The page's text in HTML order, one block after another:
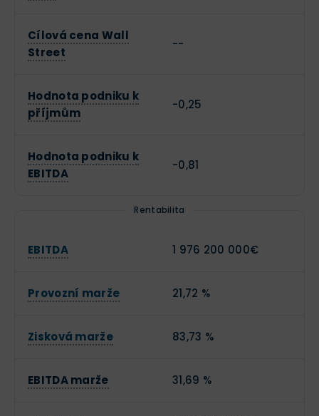
Cílová cena Wall
Street
--
Hodnota podniku k
příjmům
-0,25
Hodnota podniku k
EBITDA
-0,81
Rentabilita
EBITDA 1 976 200 000€
Provozní marže 21,72 %
Zisková marže 83,73 %
EBITDA marže 31,69 %